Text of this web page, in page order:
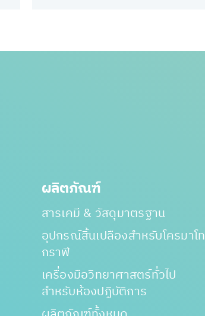
ผลิตภัณฑ์
สารเคมี & วัสดุมาตรฐาน
อุปกรณ์สิ้นเปลืองสำหรับโครมาโท
กราฟี
เครื่องมือวิทยาศาสตร์ทั่วไป
สำหรับห้องปฏิบัติการ